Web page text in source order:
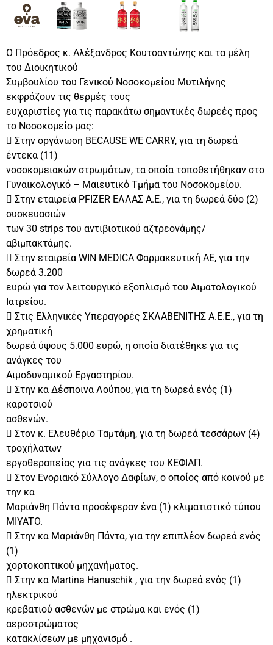
Ο Πρόεδρος κ. Αλέξανδρος Κουτσαντώνης και τα μέλη
του Διοικητικού
Συμβουλίου του Γενικού Νοσοκομείου Μυτιλήνης
εκφράζουν τις θερμές τους
ευχαριστίες για τις παρακάτω σημαντικές δωρεές προς
το Νοσοκομείο μας:
 Στην οργάνωση BECAUSE WE CARRY, για τη δωρεά
έντεκα (11)
νοσοκομειακών στρωμάτων, τα οποία τοποθετήθηκαν στο
Γυναικολογικό – Μαιευτικό Τμήμα του Νοσοκομείου.
 Στην εταιρεία PFIZER ΕΛΛΑΣ Α.Ε., για τη δωρεά δύο (2)
συσκευασιών
των 30 strips του αντιβιοτικού αζτρεονάμης/
αβιμπακτάμης.
 Στην εταιρεία WIN MEDICA Φαρμακευτική ΑΕ, για την
δωρεά 3.200
ευρώ για τον λειτουργικό εξοπλισμό του Αιματολογικού
Ιατρείου.
 Στις Ελληνικές Υπεραγορές ΣΚΛΑΒΕΝΙΤΗΣ Α.Ε.Ε., για τη
χρηματική
δωρεά ύψους 5.000 ευρώ, η οποία διατέθηκε για τις
ανάγκες του
Αιμοδυναμικού Εργαστηρίου.
 Στην κα Δέσποινα Λούπου, για τη δωρεά ενός (1)
καροτσιού
ασθενών.
 Στον κ. Ελευθέριο Ταμτάμη, για τη δωρεά τεσσάρων (4)
τροχήλατων
εργοθεραπείας για τις ανάγκες του ΚΕΦΙΑΠ.
 Στον Ενοριακό Σύλλογο Δαφίων, ο οποίος από κοινού με
την κα
Μαριάνθη Πάντα προσέφεραν ένα (1) κλιματιστικό τύπου
MIYATO.
 Στην κα Μαριάνθη Πάντα, για την επιπλέον δωρεά ενός
(1)
χορτοκοπτικού μηχανήματος.
 Στην κα Martina Hanuschik , για την δωρεά ενός (1)
ηλεκτρικού
κρεβατιού ασθενών με στρώμα και ενός (1)
αεροστρώματος
κατακλίσεων με μηχανισμό .